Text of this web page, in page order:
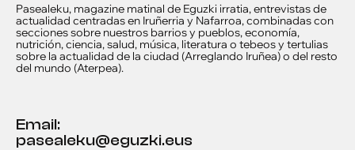
Pasealeku, magazine matinal de Eguzki irratia, entrevistas de
actualidad centradas en Iruñerria y Nafarroa, combinadas con
secciones sobre nuestros barrios y pueblos, economía,
nutrición, ciencia, salud, música, literatura o tebeos y tertulias
sobre la actualidad de la ciudad (Arreglando Iruñea) o del resto
del mundo (Aterpea).
Email:
pasealeku@eguzki.eus